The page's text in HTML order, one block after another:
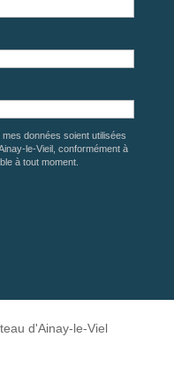
données soient utilisées
le-Vieil, conformément à
à tout moment.
d'Ainay-le-Viel